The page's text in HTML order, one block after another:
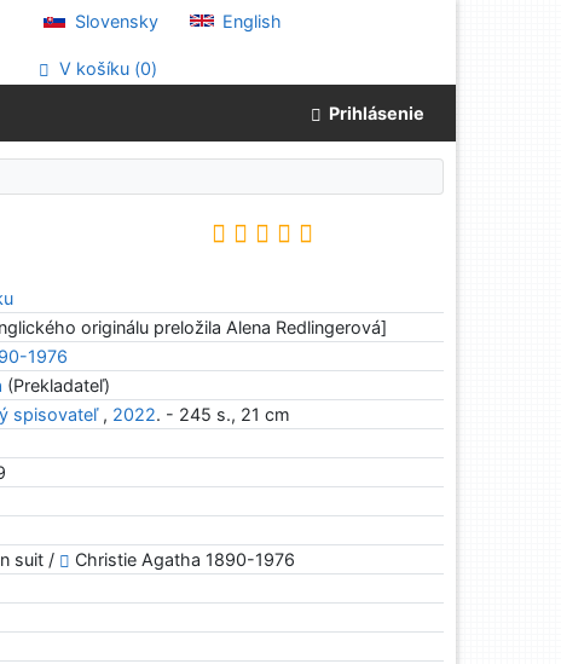
Slovensky English
V košíku (0)
Prihlásenie
originálu preložila Alena Redlingerová]
1976
(Prekladateľ)
spisovateľ, 2022. - 245 s., 21 cm
suit /
Christie Agatha 1890-1976